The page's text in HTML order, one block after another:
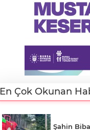
En Çok Okunan
Şahin